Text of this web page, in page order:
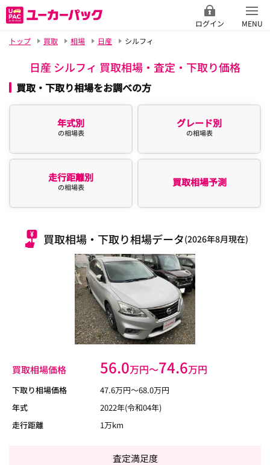
ログイン
MENU
トップ
買取 相場 日産 シルフィ
日産 シルフィ 買取相場・査定・下取り価格
買取・下取り相場をお調べの方
年式別
の相場表
グレード別
の相場表
走行距離別
の相場表 買取相場予測
買取相場・下取り相場データ(2026年8月現在)
買取相場価格 56.0万円〜74.6万円
下取り相場価格 47.6万円〜68.0万円
年式
2022年(令和04年)
走行距離
1万km
査定満足度